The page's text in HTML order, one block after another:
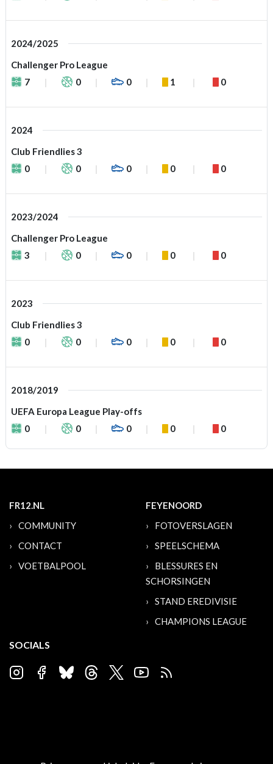
2024/2025
Challenger Pro League
7
0 0 1 0
2024
Club Friendlies 3
0
0 0 0 0
2023/2024
Challenger Pro League
3
0 0 0 0
2023
Club Friendlies 3
0
0 0 0 0
2018/2019
UEFA Europa League Play-offs
0
0 0 0 0
FR12.NL
COMMUNITY
CONTACT
VOETBALPOOL
FEYENOORD
FOTOVERSLAGEN
SPEELSCHEMA
BLESSURES EN
SCHORSINGEN
STAND EREDIVISIE
CHAMPIONS LEAGUE
SOCIALS